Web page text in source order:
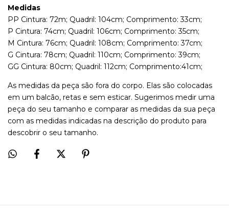
Medidas
PP Cintura: 72m; Quadril: 104cm; Comprimento: 33cm;
P Cintura: 74cm; Quadril: 106cm; Comprimento: 35cm;
M Cintura: 76cm; Quadril: 108cm; Comprimento: 37cm;
G Cintura: 78cm; Quadril: 110cm; Comprimento: 39cm;
GG Cintura: 80cm; Quadril: 112cm; Comprimento:41cm;
As medidas da peça são fora do corpo. Elas são colocadas
em um balcão, retas e sem esticar. Sugerimos medir uma
peça do seu tamanho e comparar as medidas da sua peça
com as medidas indicadas na descrição do produto para
descobrir o seu tamanho.